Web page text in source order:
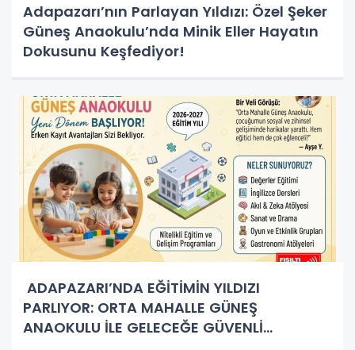
Adapazarı’nın Parlayan Yıldızı: Özel Şeker
Güneş Anaokulu’nda Minik Eller Hayatın
Dokusunu Keşfediyor!
ADAPAZARI’NDA EĞİTİMİN YILDIZI
PARLIYOR: ORTA MAHALLE GÜNEŞ
ANAOKULU İLE GELECEĞE GÜVENLİ